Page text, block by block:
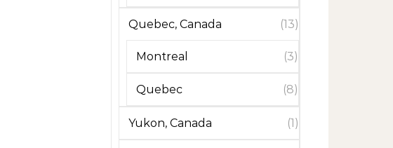
Quebec, Canada (13)
Montreal (3)
Quebec (8)
Yukon, Canada (1)